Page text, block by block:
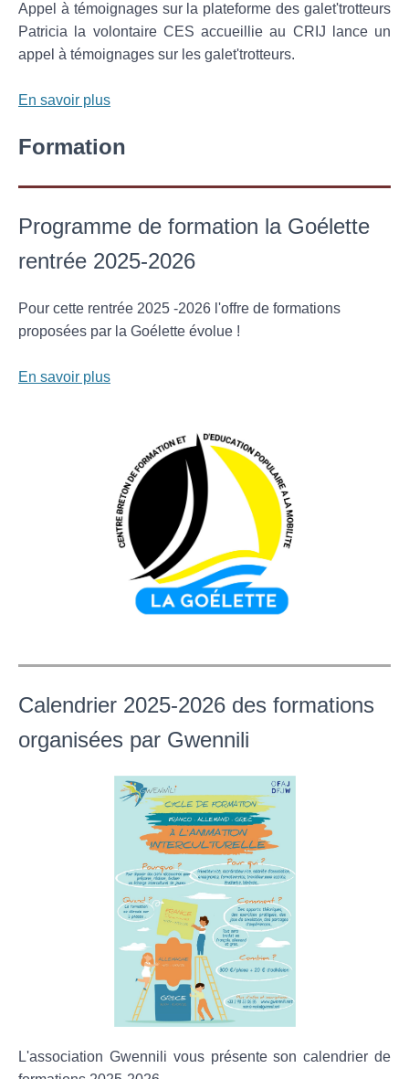
Appel à témoignages sur la plateforme des galet'trotteurs
Patricia la volontaire CES accueillie au CRIJ lance un
appel à témoignages sur les galet'trotteurs.
En savoir plus
Formation
Programme de formation la Goélette
rentrée 2025-2026
Pour cette rentrée 2025 -2026 l'offre de formations
proposées par la Goélette évolue !
En savoir plus
Calendrier 2025-2026 des formations
organisées par Gwennili
L'association Gwennili vous présente son calendrier de